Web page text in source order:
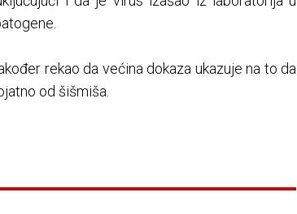
rekao da većina dokaza ukazuje na to da
od šišmiša.